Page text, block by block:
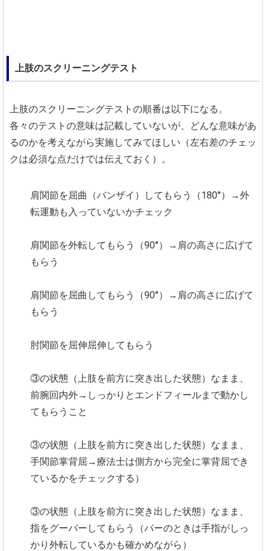
上肢のスクリーニングテスト
上肢のスクリーニングテストの順番は以下になる。
各々のテストの意味は記載していないが、どんな意味があ
るのかを考えながら実施してみてほしい（左右差のチェッ
クは必須な点だけでは伝えておく）。
肩関節を屈曲（バンザイ）してもらう（180°）→外
転運動も入っていないかチェック
肩関節を外転してもらう（90°）→肩の高さに広げて
もらう
肩関節を屈曲してもらう（90°）→肩の高さに広げて
もらう
肘関節を屈伸屈伸してもらう
③の状態（上肢を前方に突き出した状態）なまま、
前腕回内外→しっかりとエンドフィールまで動かし
てもらうこと
③の状態（上肢を前方に突き出した状態）なまま、
手関節掌背屈→療法士は側方から完全に掌背屈でき
ているかをチェックする）
③の状態（上肢を前方に突き出した状態）なまま、
指をグーパーしてもらう（パーのときは手指がしっ
かり外転しているかも確かめながら）